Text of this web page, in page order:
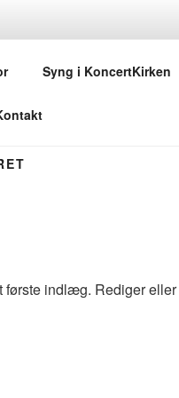
Syng i KoncertKirken
første indlæg. Rediger